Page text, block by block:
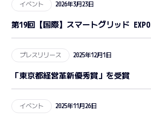
イベント 2026年3月23日
第19回【国際】スマートグリッド
プレスリリース 2025年12月1日
「東京都経営革新優秀賞」を受賞
イベント 2025年11月26日